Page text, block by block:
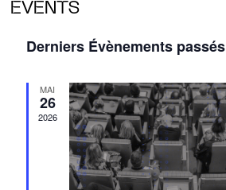
EVENTS
Derniers Évènements passés
MAI
26
2026